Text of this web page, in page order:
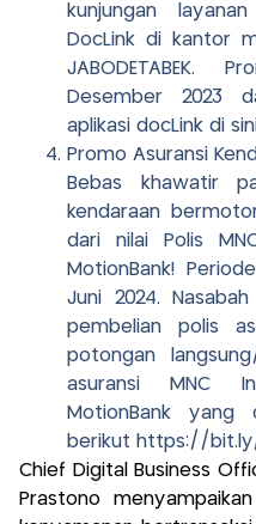
kunjungan
DocLink di kantor
JABODETABEK.
Desember 2023
aplikasi docLink di
Promo Asuransi
Bebas khawatir
kendaraan
dari nilai Polis
MotionBank!
Juni 2024.
pembelian polis
potongan
asuransi MNC
MotionBank
berikut https://
Chief Digital Business
Prastono